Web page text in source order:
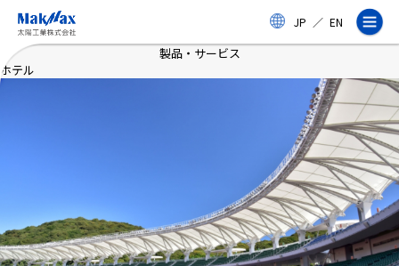
コ
ン
JP ／ EN
事業紹介
製品・サービス
ホテル